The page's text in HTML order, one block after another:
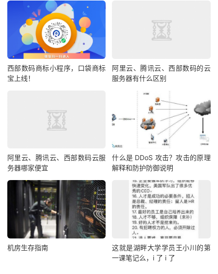
西部数码商标小程序，口袋商标
宝上线！
阿里云、腾讯云、西部数码的云
服务器有什么区别
阿里云、腾讯云、西部数码云服
务器哪家便宜
什么是 DDoS 攻击？攻击的原理
解释和防护防御说明
机房生存指南
这就是湖畔大学学员王小川的第
一课笔记么，i 了 i 了